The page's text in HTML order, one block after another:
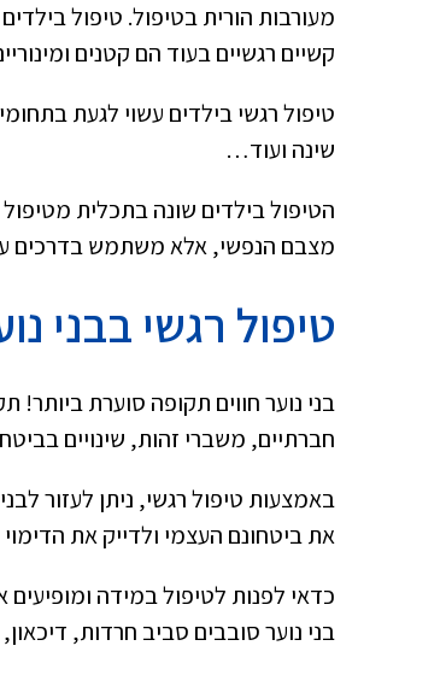
מעורבות הורית בטיפול. טיפול
קשיים רגשיים בעוד הם קטנים
טיפול רגשי בילדים עשוי לגעת
שינה ועוד…
הטיפול בילדים שונה בתכלית
מצבם הנפשי, אלא משתמש בדרכים
טיפול רגשי בבני
בני נוער חווים תקופה סוערת
חברתיים, משברי זהות, שינויים
באמצעות טיפול רגשי, ניתן לעזור
את ביטחונם העצמי ולדייק את
כדאי לפנות לטיפול במידה
בני נוער סובבים סביב חרדות,